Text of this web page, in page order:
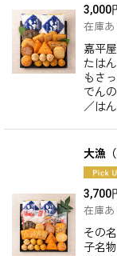
3,000
在庫あ
嘉平
たは
もさ
でん
／は
大漁
3,700
在庫あ
その
子名